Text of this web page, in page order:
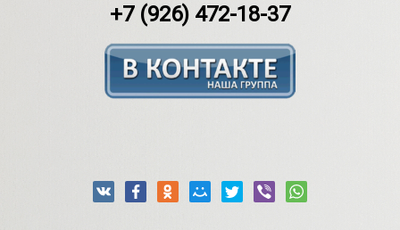
+7 (926) 472-18-37